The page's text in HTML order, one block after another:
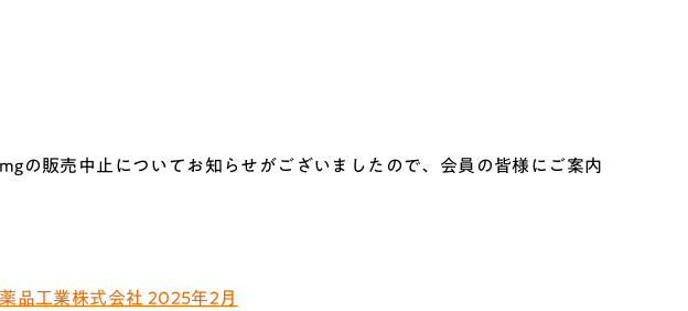
の販売中止についてお知らせがございましたので、会員の皆様にご案内
品工業株式会社 2025年2月